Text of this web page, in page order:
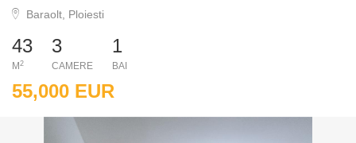
Baraolt, Ploiesti
43
M 2
3
CAMERE
1
BAI
55,000 EUR